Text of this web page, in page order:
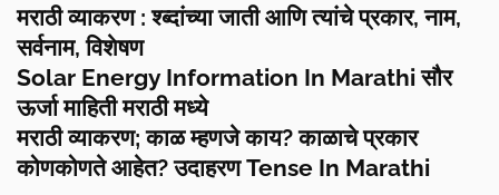
मराठी व्याकरण : श्ब्दांच्या जाती आणि त्यांचे प्रकार, नाम,
सर्वनाम, विशेषण
Solar Energy Information In Marathi सौर
ऊर्जा माहिती मराठी मध्ये
मराठी व्याकरण; काळ म्हणजे काय? काळाचे प्रकार
कोणकोणते आहेत? उदाहरण Tense In Marathi